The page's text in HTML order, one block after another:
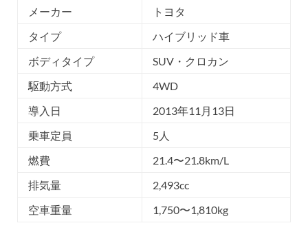
メーカー
トヨタ
タイプ
ハイブリッド車
ボディタイプ
SUV・クロカン
駆動方式
4WD
導入日
2013年11月13日
乗車定員
5人
燃費
21.4〜21.8km/L
排気量
2,493cc
空車重量
1,750〜1,810kg